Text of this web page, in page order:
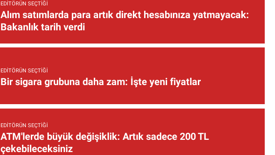
EDITÖRÜN SEÇTIĞI
Alım satımlarda para artık direkt hesabınıza yatmayacak:
Bakanlık tarih verdi
EDITÖRÜN SEÇTIĞI
Bir sigara grubuna daha zam: İşte yeni fiyatlar
EDITÖRÜN SEÇTIĞI
ATM'lerde büyük değişiklik: Artık sadece 200 TL
çekebileceksiniz